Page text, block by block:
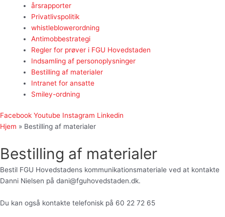
årsrapporter
Privatlivspolitik
whistleblowerordning
Antimobbestrategi
Regler for prøver i FGU Hovedstaden
Indsamling af personoplysninger
Bestilling af materialer
Intranet for ansatte
Smiley-ordning
Facebook Youtube Instagram Linkedin
Hjem » Bestilling af materialer
Bestilling af materialer
Bestil FGU Hovedstadens kommunikationsmateriale ved at kontakte
Danni Nielsen på dani@fguhovedstaden.dk.
Du kan også kontakte telefonisk på 60 22 72 65